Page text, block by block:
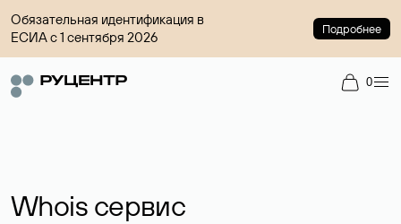
Обязательная идентификация в
ЕСИА с 1 сентября 2026
Подробнее
0
Whois сервис